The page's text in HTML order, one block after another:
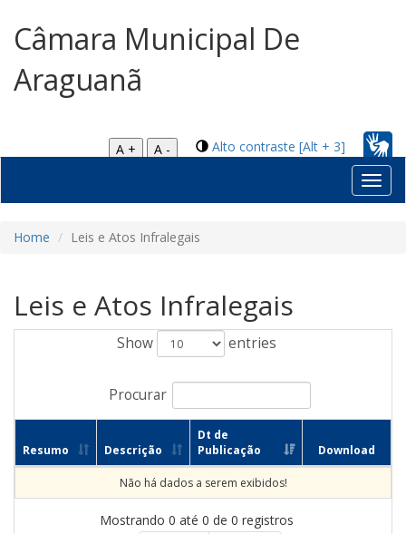
Câmara Municipal De
Araguanã
Alto contraste [Alt + 3]
A +
A -
Home Leis e Atos Infralegais
Leis e Atos Infralegais
Show entries
Procurar
Resumo Descrição
Dt de
Publicação
Download
Não há dados a serem exibidos!
Mostrando 0 até 0 de 0 registros